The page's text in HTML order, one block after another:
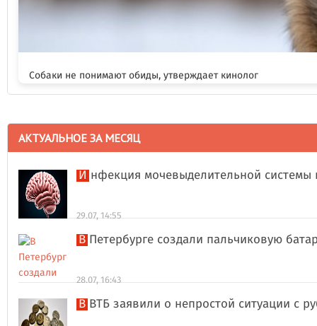
Собаки не понимают обиды, утверждает кинолог
АКТУАЛЬНОЕ ЗА МЕСЯЦ
Инфекция мочевыделительной
29.07, 14:55
В Петербурге создали пальчиковую
28.07, 16:43
В ВТБ заявили о непростой ситуации с